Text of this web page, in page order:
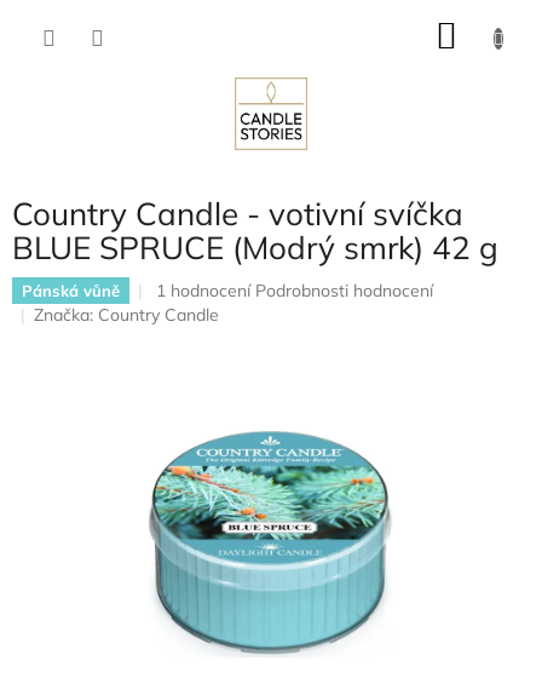
Country Candle - votivní svíčka
BLUE SPRUCE (Modrý smrk) 42 g
Pánská vůně
Průměrné
hodnocení
hvězdiček.
1 hodnocení Podrobnosti hodnocení
Značka: Country Candle